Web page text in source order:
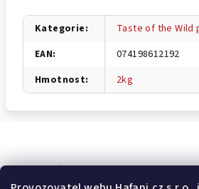
Kategorie:
Taste of the Wild
EAN:
074198612192
Hmotnost: 2kg
Odebírat newsletter